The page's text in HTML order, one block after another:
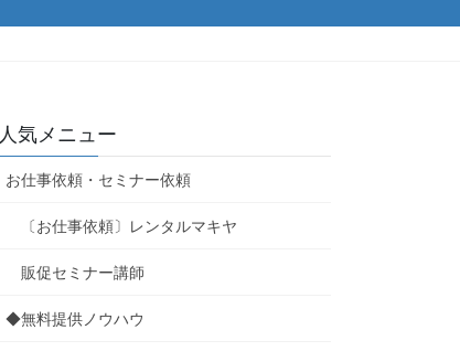
人気メニュー
お仕事依頼・セミナー依頼
〔お仕事依頼〕レンタルマキヤ
販促セミナー講師
◆無料提供ノウハウ